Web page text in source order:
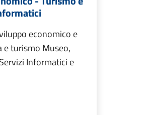
economico e
e turismo Museo,
Informatici e